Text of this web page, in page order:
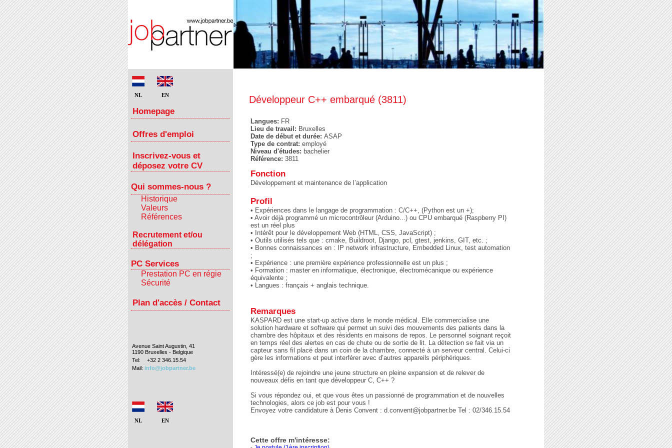
NL EN
Homepage
Offres d'emploi
Inscrivez-vous et
déposez votre CV
Qui sommes-nous ?
Historique
Valeurs
Références
Recrutement et/ou
délégation
PC Services
Prestation PC en régie
Sécurité
Plan d'accès / Contact
Avenue Saint Augustin, 41
1190 Bruxelles - Belgique
Tel:
+32 2 346.15.54
Mail: info@jobpartner.be
NL EN
Développeur C++ embarqué (3811)
Langues: FR
Lieu de travail: Bruxelles
Date de début et durée: ASAP
Type de contrat: employé
Niveau d'études: bachelier
Référence: 3811
Fonction
Développement et maintenance de l’application
Profil
• Expériences dans le langage de programmation : C/C++, (Python est un +);
• Avoir déjà programmé un microcontrôleur (Arduino...) ou CPU embarqué (Raspberry PI)
est un réel plus
• Intérêt pour le développement Web (HTML, CSS, JavaScript) ;
• Outils utilisés tels que : cmake, Buildroot, Django, pcl, gtest, jenkins, GIT, etc. ;
• Bonnes connaissances en : IP network infrastructure, Embedded Linux, test automation
;
• Expérience : une première expérience professionnelle est un plus ;
• Formation : master en informatique, électronique, électromécanique ou expérience
équivalente ;
• Langues : français + anglais technique.
Remarques
KASPARD est une start-up active dans le monde médical. Elle commercialise une
solution hardware et software qui permet un suivi des mouvements des patients dans la
chambre des hôpitaux et des résidents en maisons de repos. Le personnel soignant reçoit
en temps réel des alertes en cas de chute ou de sortie de lit. La détection se fait via un
capteur sans fil placé dans un coin de la chambre, connecté à un serveur central. Celui-ci
gère les informations et peut interférer avec d’autres appareils périphériques.
Intéressé(e) de rejoindre une jeune structure en pleine expansion et de relever de
nouveaux défis en tant que développeur C, C++ ?
Si vous répondez oui, et que vous êtes un passionné de programmation et de nouvelles
technologies, alors ce job est pour vous !
Envoyez votre candidature à Denis Convent : d.convent@jobpartner.be Tel : 02/346.15.54
Cette offre m'intéresse: